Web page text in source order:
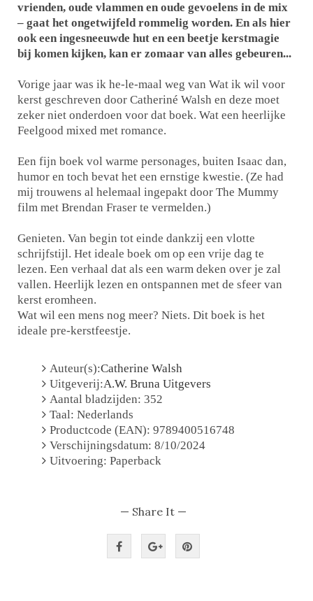
vrienden, oude vlammen en oude gevoelens in de mix
– gaat het ongetwijfeld rommelig worden. En als hier
ook een ingesneeuwde hut en een beetje kerstmagie
bij komen kijken, kan er zomaar van alles gebeuren...
Vorige jaar was ik he-le-maal weg van Wat ik wil voor
kerst geschreven door Catheriné Walsh en deze moet
zeker niet onderdoen voor dat boek. Wat een heerlijke
Feelgood mixed met romance.
Een fijn boek vol warme personages, buiten Isaac dan,
humor en toch bevat het een ernstige kwestie. (Ze had
mij trouwens al helemaal ingepakt door The Mummy
film met Brendan Fraser te vermelden.)
Genieten. Van begin tot einde dankzij een vlotte
schrijfstijl. Het ideale boek om op een vrije dag te
lezen. Een verhaal dat als een warm deken over je zal
vallen. Heerlijk lezen en ontspannen met de sfeer van
kerst eromheen.
Wat wil een mens nog meer? Niets. Dit boek is het
ideale pre-kerstfeestje.
Auteur(s):Catherine Walsh
Uitgeverij:A.W. Bruna Uitgevers
Aantal bladzijden: 352
Taal: Nederlands
Productcode (EAN): 9789400516748
Verschijningsdatum: 8/10/2024
Uitvoering: Paperback
— Share It —